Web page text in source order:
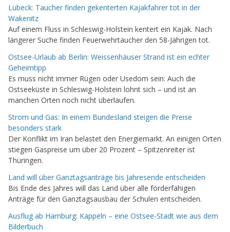
Lübeck: Taucher finden gekenterten Kajakfahrer tot in der
Wakenitz
Auf einem Fluss in Schleswig-Holstein kentert ein Kajak. Nach
längerer Suche finden Feuerwehrtaucher den 58-Jährigen tot.
Ostsee-Urlaub ab Berlin: Weissenhäuser Strand ist ein echter
Geheimtipp
Es muss nicht immer Rügen oder Usedom sein: Auch die
Ostseeküste in Schleswig-Holstein lohnt sich – und ist an
manchen Orten noch nicht überlaufen.
Strom und Gas: In einem Bundesland steigen die Preise
besonders stark
Der Konflikt im Iran belastet den Energiemarkt. An einigen Orten
stiegen Gaspreise um über 20 Prozent – Spitzenreiter ist
Thüringen.
Land will über Ganztagsanträge bis Jahresende entscheiden
Bis Ende des Jahres will das Land über alle förderfähigen
Anträge für den Ganztagsausbau der Schulen entscheiden.
Ausflug ab Hamburg: Kappeln – eine Ostsee-Stadt wie aus dem
Bilderbuch